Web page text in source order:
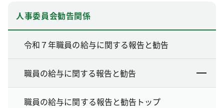
人事委員会勧告関係
令和７年職員の給与に関する報告と勧告
職員の給与に関する報告と勧告
職員の給与に関する報告と勧告トップ